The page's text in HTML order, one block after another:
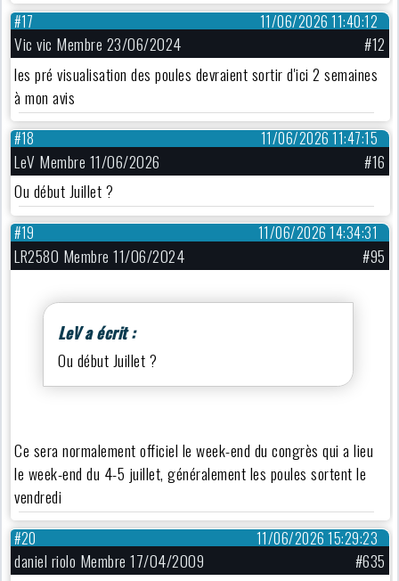
11/06/2026 11:40:12
#17
Vic vic Membre 23/06/2024
#12
les pré visualisation des poules devraient sortir d'ici 2 semaines
à mon avis
11/06/2026 11:47:15
#18
LeV Membre 11/06/2026
#16
Ou début Juillet ?
11/06/2026 14:34:31
#19
LR2580 Membre 11/06/2024 #95
LeV a écrit :
Ou début Juillet ?
Ce sera normalement officiel le week-end du congrès qui a lieu
le week-end du 4-5 juillet, généralement les poules sortent le
vendredi
11/06/2026 15:29:23
#20
daniel riolo Membre 17/04/2009
#635